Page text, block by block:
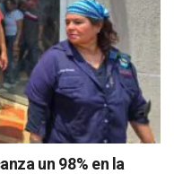
un 98% en la